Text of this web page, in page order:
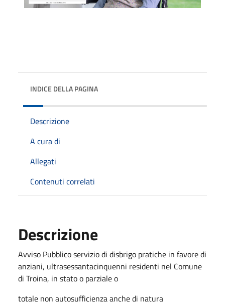
INDICE DELLA PAGINA
Descrizione
A cura di
Allegati
Contenuti correlati
Descrizione
Avviso Pubblico servizio di disbrigo pratiche in favore di
anziani, ultrasessantacinquenni residenti nel Comune
di Troina, in stato o parziale o
totale non autosufficienza anche di natura